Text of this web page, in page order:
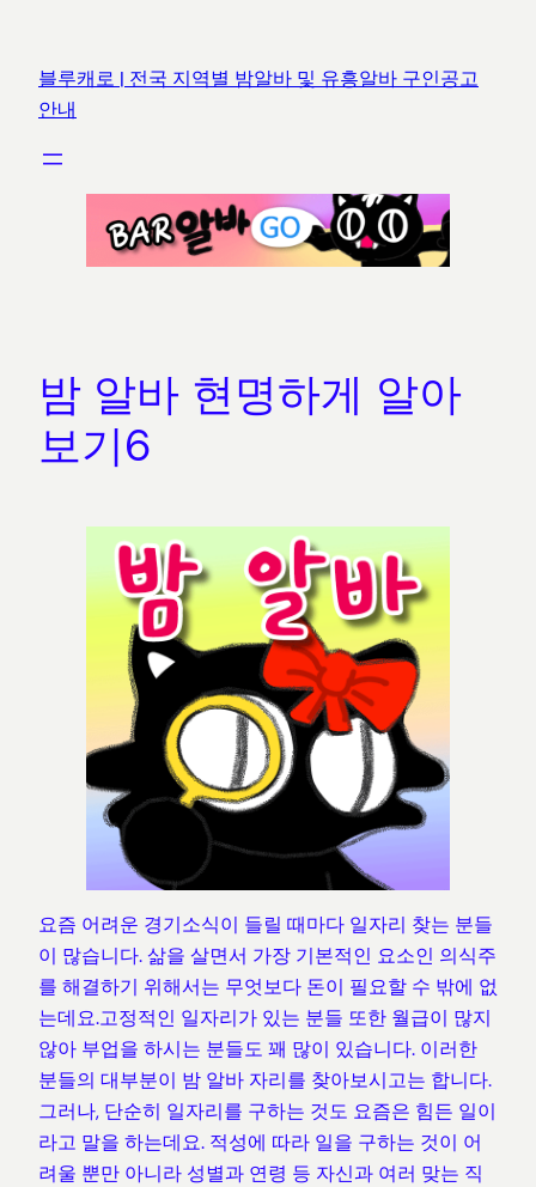
블루캐로 | 전국 지역별 밤알바 및 유흥알바 구인공고
안내
밤 알바 현명하게 알아
보기6
요즘 어려운 경기소식이 들릴 때마다 일자리 찾는 분들
이 많습니다. 삶을 살면서 가장 기본적인 요소인 의식주
를 해결하기 위해서는 무엇보다 돈이 필요할 수 밖에 없
는데요.고정적인 일자리가 있는 분들 또한 월급이 많지
않아 부업을 하시는 분들도 꽤 많이 있습니다. 이러한
분들의 대부분이 밤 알바 자리를 찾아보시고는 합니다.
그러나, 단순히 일자리를 구하는 것도 요즘은 힘든 일이
라고 말을 하는데요. 적성에 따라 일을 구하는 것이 어
려울 뿐만 아니라 성별과 연령 등 자신과 여러 맞는 직